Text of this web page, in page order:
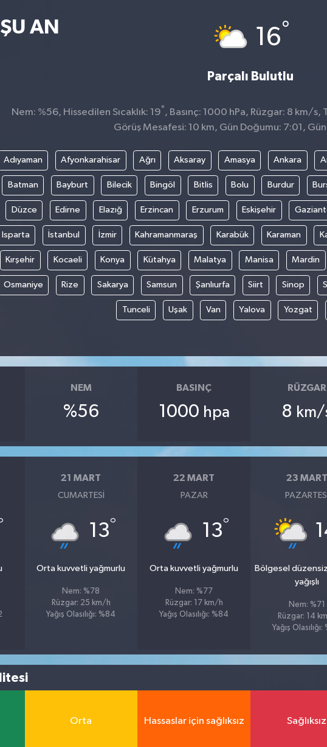
ŞU AN 16°
Parçalı Bulutlu
Nem: %56, Hissedilen Sıcaklık: 19° , Basınç: 1000 hPa, Rüzgar: 8 km/s,
Görüş Mesafesi: 10 km, Gün Doğumu: 7:01, Gün
Adıyaman Afyonkarahisar Ağrı Aksaray Amasya Ankara
Batman Bayburt Bilecik Bingöl Bitlis Bolu Burdur
Düzce Edirne Elazığ Erzincan Erzurum Eskişehir
Isparta İstanbul İzmir Kahramanmaraş Karabük Karaman
Kırşehir Kocaeli Konya Kütahya Malatya Manisa Mardin
Osmaniye Rize Sakarya Samsun Şanlıurfa Siirt Sinop
Tunceli Uşak Van Yalova Yozgat
NEM
%56
BASINÇ
1000 hpa
RÜZGAR
8 km/
21 MART
CUMARTESI
13°
Orta kuvvetli yağmurlu
Nem: %78
Rüzgar: 25 km/h
Yağış Olasılığı: %84
22 MART
PAZAR
13°
Orta kuvvetli yağmurlu
Nem: %77
Rüzgar: 17 km/h
Yağış Olasılığı: %84
23 MART
PAZARTESI
Bölgesel
yağışlı
Nem: %71
Rüzgar: 14
Yağış Olasılığı:
Orta Hassaslar için sağlıksız Sağlıksız